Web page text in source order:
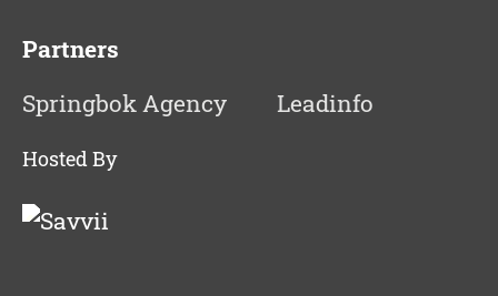
Partners
Springbok Agency
Leadinfo
Hosted By